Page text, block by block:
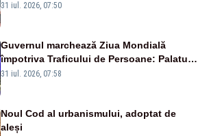
31 iul. 2026, 07:50
Guvernul marchează Ziua Mondială
împotriva Traficului de Persoane: Palatul
Victoria, iluminat în albastru
31 iul. 2026, 07:58
Noul Cod al urbanismului, adoptat de
aleși